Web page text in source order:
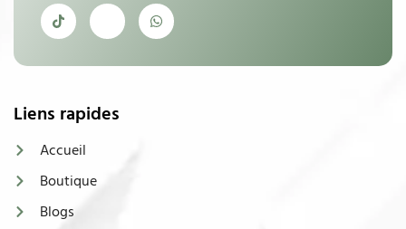
Liens rapides
Accueil
Boutique
Blogs